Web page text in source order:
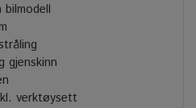
gjenskinn
verktøysett